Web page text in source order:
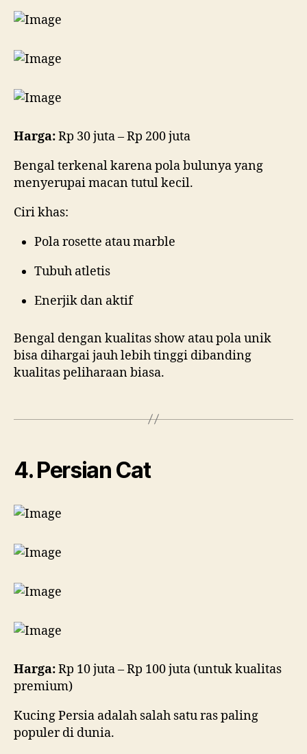
Harga:Rp 30 juta – Rp 200 juta
Bengal terkenal karena pola bulunya yang
menyerupai macan tutul kecil.
Ciri khas:
Pola rosette atau marble
Tubuh atletis
Enerjik dan aktif
Bengal dengan kualitas show atau pola unik
bisa dihargai jauh lebih tinggi dibanding
kualitas peliharaan biasa.
4. Persian Cat
Harga:Rp 10 juta – Rp 100 juta (untuk kualitas
premium)
Kucing Persia adalah salah satu ras paling
populer di dunia.